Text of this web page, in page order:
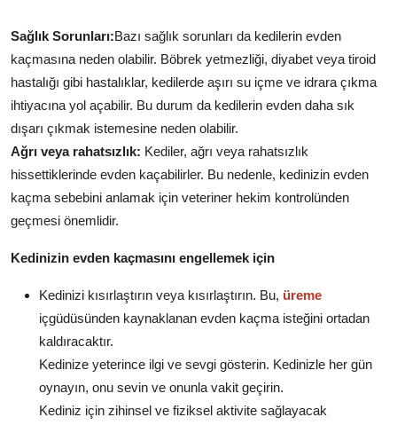
Sağlık Sorunları:Bazı sağlık sorunları da kedilerin evden
kaçmasına neden olabilir. Böbrek yetmezliği, diyabet veya tiroid
hastalığı gibi hastalıklar, kedilerde aşırı su içme ve idrara çıkma
ihtiyacına yol açabilir. Bu durum da kedilerin evden daha sık
dışarı çıkmak istemesine neden olabilir.
Ağrı veya rahatsızlık: Kediler, ağrı veya rahatsızlık
hissettiklerinde evden kaçabilirler. Bu nedenle, kedinizin evden
kaçma sebebini anlamak için veteriner hekim kontrolünden
geçmesi önemlidir.
Kedinizin evden kaçmasını engellemek için
Kedinizi kısırlaştırın veya kısırlaştırın. Bu, üreme
içgüdüsünden kaynaklanan evden kaçma isteğini ortadan
kaldıracaktır.
Kedinize yeterince ilgi ve sevgi gösterin. Kedinizle her gün
oynayın, onu sevin ve onunla vakit geçirin.
Kediniz için zihinsel ve fiziksel aktivite sağlayacak